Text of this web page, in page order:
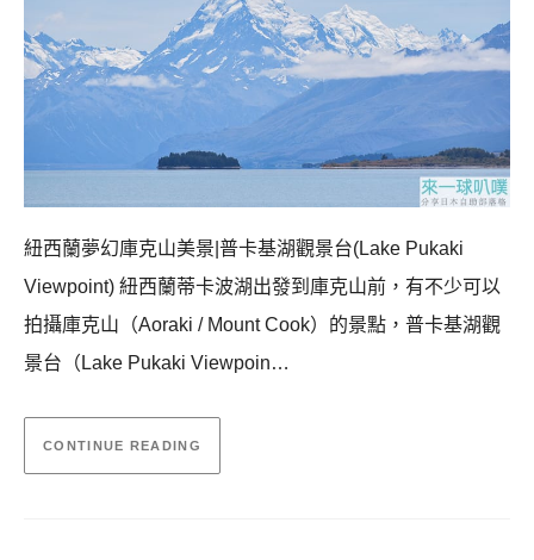
紐西蘭夢幻庫克山美景|普卡基湖觀景台(Lake Pukaki
Viewpoint) 紐西蘭蒂卡波湖出發到庫克山前，有不少可以
拍攝庫克山（Aoraki / Mount Cook）的景點，普卡基湖觀
景台（Lake Pukaki Viewpoin…
CONTINUE READING